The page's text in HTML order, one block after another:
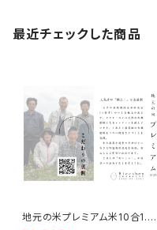
最近チェックした商品
地元の米プレミアム米10合1.5k